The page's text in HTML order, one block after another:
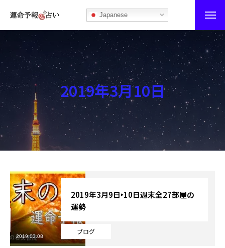
Japanese
運命予報占い
運命予報占いとは
あなたの所属部屋を探そう！
最恐の相性占い
秘伝公開！吉凶カレンダー
記事カテゴリー
ブログ
お知らせ
芸能界
2019年3月10日
ブログ
2019年3月9日‣10日週末全27部屋の
運勢
2019.03.08